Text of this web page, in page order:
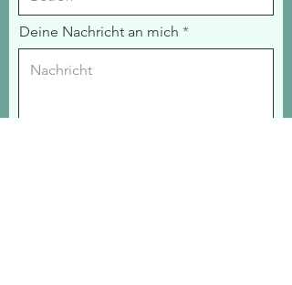
Deine Nachricht an mich